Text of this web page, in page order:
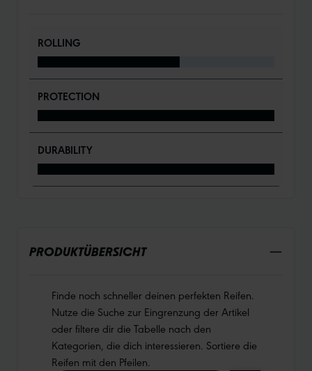
ROLLING
PROTECTION
DURABILITY
PRODUKTÜBERSICHT
Finde noch schneller deinen perfekten Reifen.
Nutze die Suche zur Eingrenzung der Artikel
oder filtere dir die Tabelle nach den
Kategorien, die dich interessieren. Sortiere die
Reifen mit den Pfeilen.